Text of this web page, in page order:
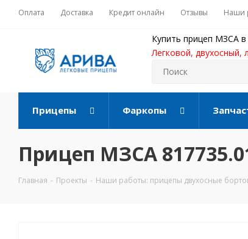
Оплата Доставка Кредит онлайн Отзывы Наши
Купить прицеп МЗСА
Легковой, двухосный,
Прицепы Фаркопы
Прицеп МЗСА
Главная - Проекты - Наши работы: прицепы двухосные